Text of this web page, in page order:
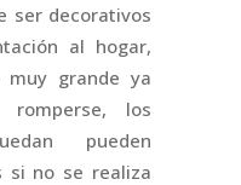
ser decorativos
al hogar,
muy grande ya
los
pueden
si no se realiza